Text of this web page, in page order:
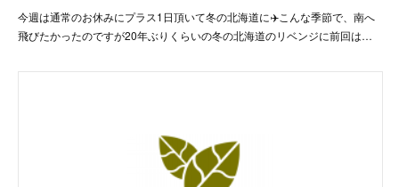
今週は通常のお休みにプラス1日頂いて冬の北海道に✈️こんな季節で、南へ
飛びたかったのですが20年ぶりくらいの冬の北海道のリベンジに前回は…